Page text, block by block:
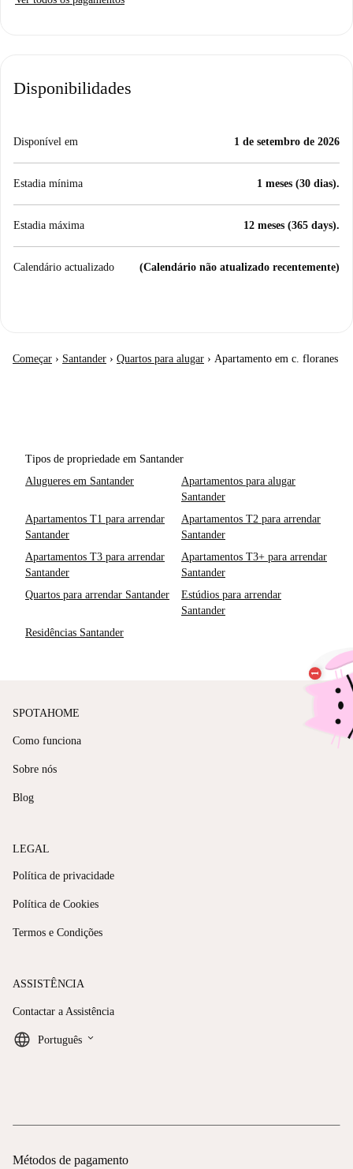
Disponibilidades
Disponível em 1 de setembro de 2026
Estadia mínima 1 meses (30 dias).
Estadia máxima 12 meses (365 days).
Calendário actualizado (Calendário não atualizado recentemente)
Começar › Santander › Quartos para alugar › Apartamento em c. floranes
Tipos de propriedade em Santander
Alugueres em Santander
Apartamentos para alugar
Santander
Apartamentos T1 para arrendar
Santander
Apartamentos T2 para arrendar
Santander
Apartamentos T3 para arrendar
Santander
Apartamentos T3+ para arrendar
Santander
Quartos para arrendar Santander
Estúdios para arrendar
Santander
Residências Santander
SPOTAHOME
Como funciona
Sobre nós
Blog
LEGAL
Política de privacidade
Política de Cookies
Termos e Condições
ASSISTÊNCIA
Contactar a Assistência
Português keyboard_arrow_down
Métodos de pagamento